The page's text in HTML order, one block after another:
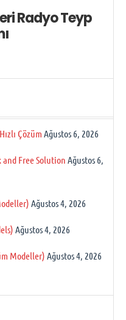
Radyo Teyp
Çözüm Ağustos 6, 2026
and Free Solution Ağustos 6,
Ağustos 4, 2026
Ağustos 4, 2026
Modeller) Ağustos 4, 2026